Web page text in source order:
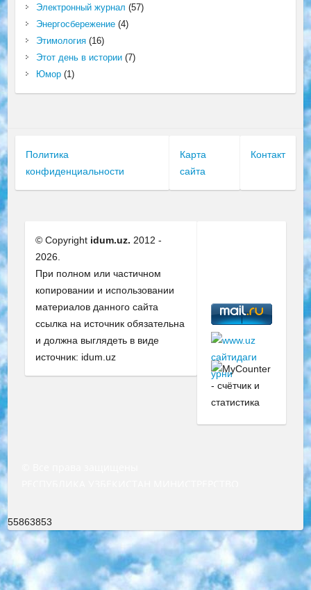
Электронный журнал (57)
Энергосбережение(4)
Этимология(16)
Этот день в истории(7)
Юмор(1)
Политика
конфиденциальности
Карта
сайта
Контакт
© Copyright idum.uz. 2012 -
2026.
При полном или частичном
копировании и использовании
материалов данного сайта
ссылка на источник обязательна
и должна выглядеть в виде
источник: idum.uz
55863853